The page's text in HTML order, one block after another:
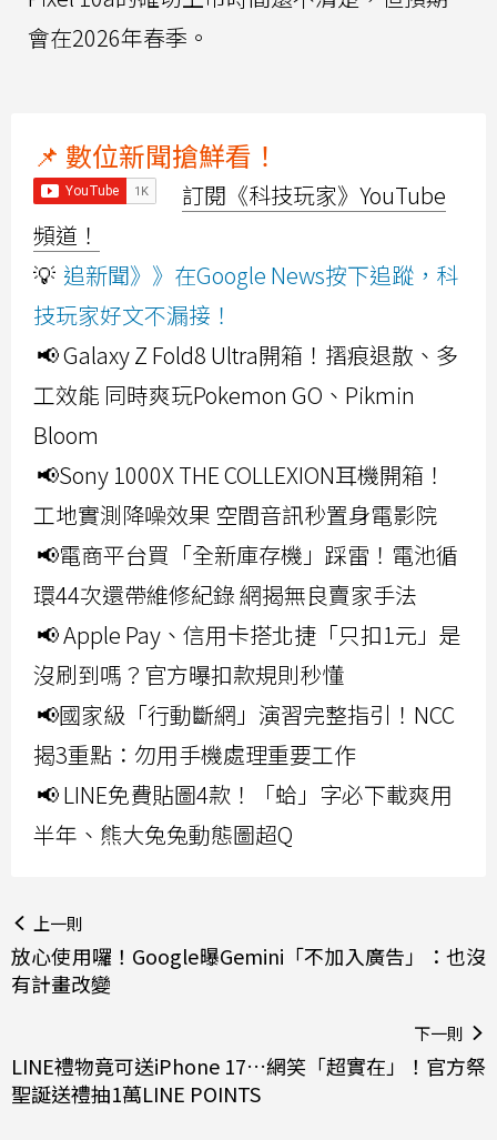
會在2026年春季。
📌 數位新聞搶鮮看！
訂閱《科技玩家》YouTube
頻道！
💡 追新聞》》在Google News按下追蹤，科
技玩家好文不漏接！
📢 Galaxy Z Fold8 Ultra開箱！摺痕退散、多
工效能 同時爽玩Pokemon GO、Pikmin
Bloom
📢Sony 1000X THE COLLEXION耳機開箱！
工地實測降噪效果 空間音訊秒置身電影院
📢電商平台買「全新庫存機」踩雷！電池循
環44次還帶維修紀錄 網揭無良賣家手法
📢 Apple Pay、信用卡搭北捷「只扣1元」是
沒刷到嗎？官方曝扣款規則秒懂
📢國家級「行動斷網」演習完整指引！NCC
揭3重點：勿用手機處理重要工作
📢 LINE免費貼圖4款！「蛤」字必下載爽用
半年、熊大兔兔動態圖超Q
上一則
放心使用囉！Google曝Gemini「不加入廣告」：也沒
有計畫改變
下一則
LINE禮物竟可送iPhone 17…網笑「超實在」！官方祭
聖誕送禮抽1萬LINE POINTS